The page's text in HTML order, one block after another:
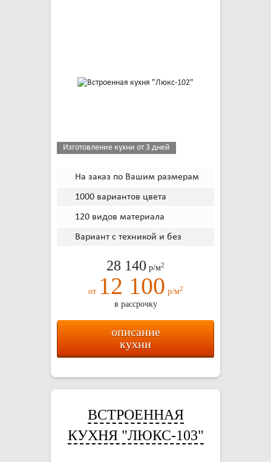
Изготовление кухни от 3 дней
На заказ по Вашим размерам
1000 вариантов цвета
120 видов материала
Вариант с техникой и без
28 140 р/м2
от 12 100 р/м2
в рассрочку
описание
кухни
ВСТРОЕННАЯ
КУХНЯ "ЛЮКС-103"